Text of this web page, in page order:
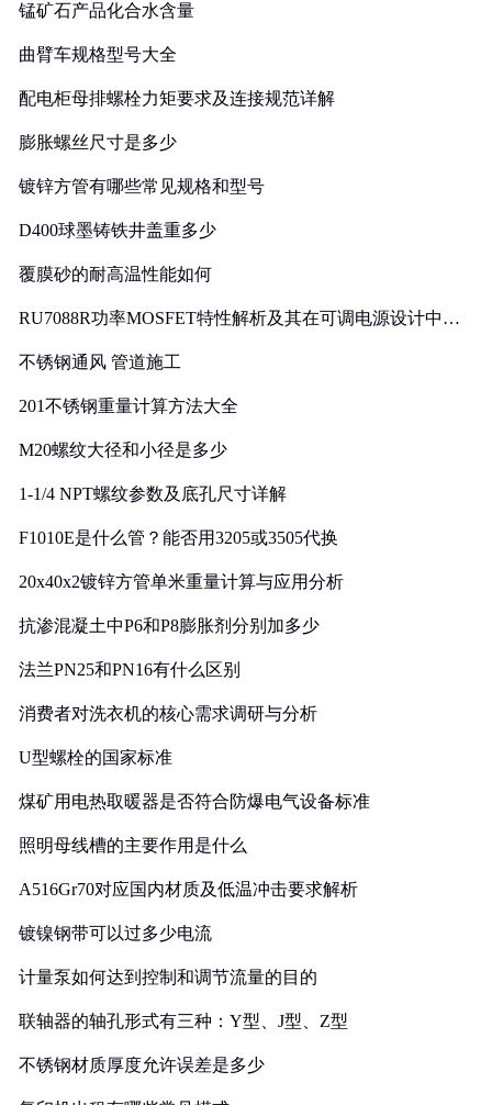
锰矿石产品化合水含量
曲臂车规格型号大全
配电柜母排螺栓力矩要求及连接规范详解
膨胀螺丝尺寸是多少
镀锌方管有哪些常见规格和型号
D400球墨铸铁井盖重多少
覆膜砂的耐高温性能如何
RU7088R功率MOSFET特性解析及其在可调电源设计中的
不锈钢通风 管道施工
201不锈钢重量计算方法大全
M20螺纹大径和小径是多少
1-1/4 NPT螺纹参数及底孔尺寸详解
F1010E是什么管？能否用3205或3505代换
20x40x2镀锌方管单米重量计算与应用分析
抗渗混凝土中P6和P8膨胀剂分别加多少
法兰PN25和PN16有什么区别
消费者对洗衣机的核心需求调研与分析
U型螺栓的国家标准
煤矿用电热取暖器是否符合防爆电气设备标准
照明母线槽的主要作用是什么
A516Gr70对应国内材质及低温冲击要求解析
镀镍钢带可以过多少电流
计量泵如何达到控制和调节流量的目的
联轴器的轴孔形式有三种：Y型、J型、Z型
不锈钢材质厚度允许误差是多少